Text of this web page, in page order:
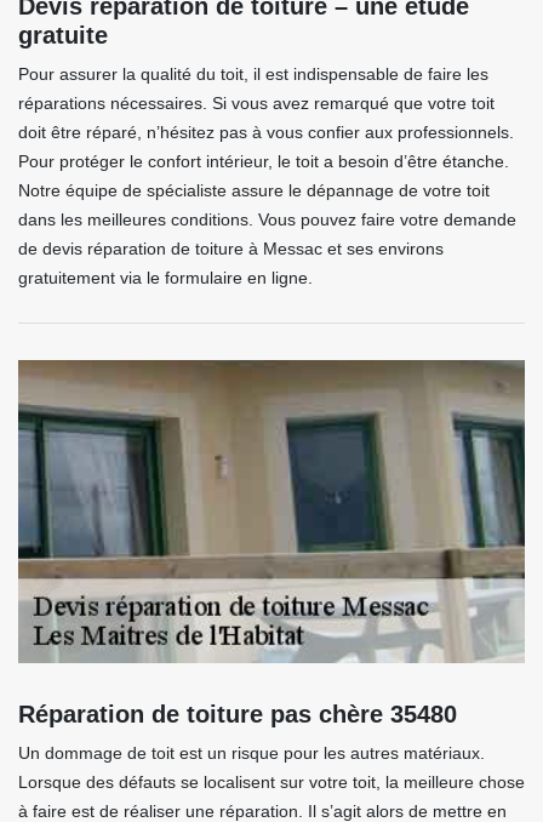
Devis réparation de toiture – une étude
gratuite
Pour assurer la qualité du toit, il est indispensable de faire les
réparations nécessaires. Si vous avez remarqué que votre toit
doit être réparé, n’hésitez pas à vous confier aux professionnels.
Pour protéger le confort intérieur, le toit a besoin d’être étanche.
Notre équipe de spécialiste assure le dépannage de votre toit
dans les meilleures conditions. Vous pouvez faire votre demande
de devis réparation de toiture à Messac et ses environs
gratuitement via le formulaire en ligne.
Réparation de toiture pas chère 35480
Un dommage de toit est un risque pour les autres matériaux.
Lorsque des défauts se localisent sur votre toit, la meilleure chose
à faire est de réaliser une réparation. Il s’agit alors de mettre en